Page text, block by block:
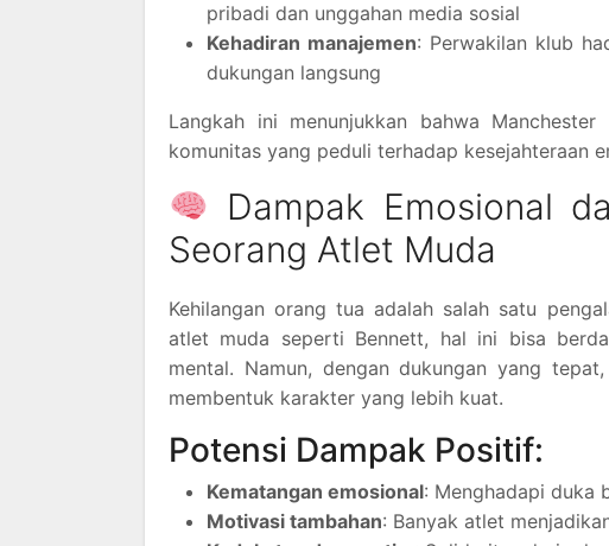
pribadi dan unggahan media sosial
Kehadiran manajemen: Perwakilan klub
dukungan langsung
Langkah ini menunjukkan bahwa
komunitas yang peduli terhadap kesejahteraan
Dampak Emosional
Seorang Atlet Muda
Kehilangan orang tua adalah salah satu
atlet muda seperti Bennett, hal ini bisa
mental. Namun, dengan dukungan yang
membentuk karakter yang lebih kuat.
Potensi Dampak Positif:
Kematangan emosional: Menghadapi duka
Motivasi tambahan: Banyak atlet